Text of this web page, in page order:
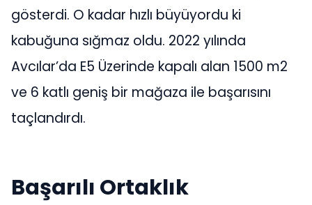
gösterdi. O kadar hızlı büyüyordu ki
kabuğuna sığmaz oldu. 2022 yılında
Avcılar’da E5 Üzerinde kapalı alan 1500 m2
ve 6 katlı geniş bir mağaza ile başarısını
taçlandırdı.
Başarılı Ortaklık